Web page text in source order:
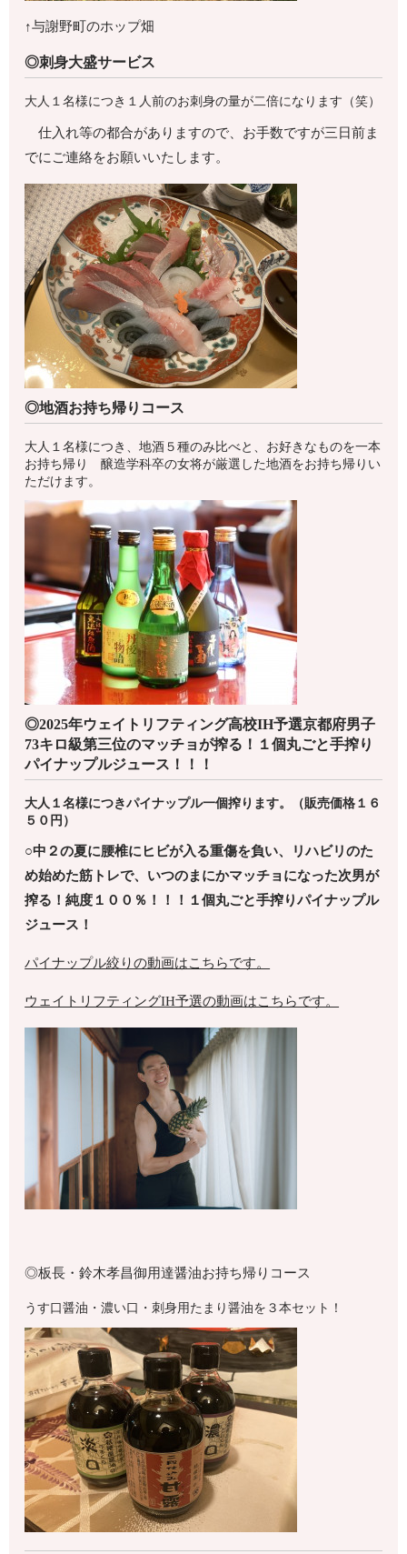
↑与謝野町のホップ畑
◎刺身大盛サービス
大人１名様につき１人前のお刺身の量が二倍になります（笑）
仕入れ等の都合がありますので、お手数ですが三日前ま
でにご連絡をお願いいたします。
◎地酒お持ち帰りコース
大人１名様につき、地酒５種のみ比べと、お好きなものを一本
お持ち帰り 醸造学科卒の女将が厳選した地酒をお持ち帰りい
ただけます。
◎2025年ウェイトリフティング高校IH予選京都府男子
73キロ級第三位のマッチョが搾る！１個丸ごと手搾り
パイナップルジュース！！！
大人１名様につきパイナップル一個搾ります。（販売価格１６
５０円）
○中２の夏に腰椎にヒビが入る重傷を負い、リハビリのた
め始めた筋トレで、いつのまにかマッチョになった次男が
搾る！純度１００％！！！１個丸ごと手搾りパイナップル
ジュース！
パイナップル絞りの動画はこちらです。
ウェイトリフティングIH予選の動画はこちらです。
◎板長・鈴木孝昌御用達醤油お持ち帰りコース
うす口醤油・濃い口・刺身用たまり醤油を３本セット！